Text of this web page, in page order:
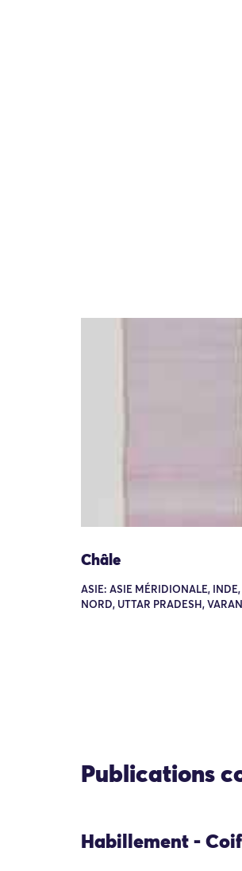
Châle
ASIE: ASIE MÉRIDIONALE,
NORD, UTTAR PRADESH,
Publications
Habillement -